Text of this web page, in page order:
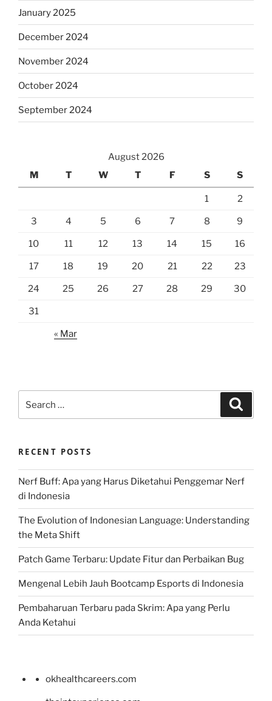
January 2025
December 2024
November 2024
October 2024
September 2024
August 2026
M
T W T F S S
1 2
3 4 5 6 7 8 9
10 11 12 13 14 15 16
17 18 19 20 21 22 23
24 25 26 27 28 29 30
31
« Mar
for:
RECENT POSTS
Nerf Buff: Apa yang Harus Diketahui Penggemar Nerf
di Indonesia
The Evolution of Indonesian Language: Understanding
the Meta Shift
Patch Game Terbaru: Update Fitur dan Perbaikan Bug
Mengenal Lebih Jauh Bootcamp Esports di Indonesia
Pembaharuan Terbaru pada Skrim: Apa yang Perlu
Anda Ketahui
okhealthcareers.com